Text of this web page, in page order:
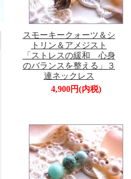
スモーキークォーツ＆シ
トリン＆アメジスト
「ストレスの緩和 心身
のバランスを整える」３
連ネックレス
4,900円(内税)